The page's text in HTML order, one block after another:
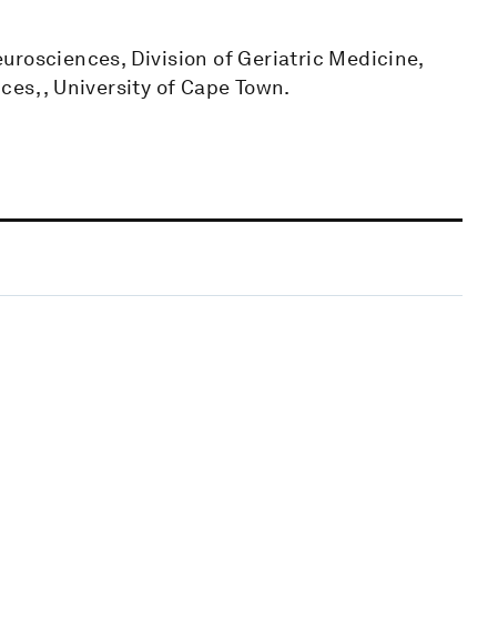
Division of Geriatric Medicine,
, University of Cape Town.